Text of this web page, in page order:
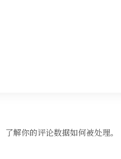
了解你的评论数据如何被处理。